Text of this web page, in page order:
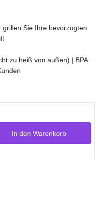
grillen Sie Ihre bevorzugten
zu heiß von außen) | BPA
In den Warenkorb